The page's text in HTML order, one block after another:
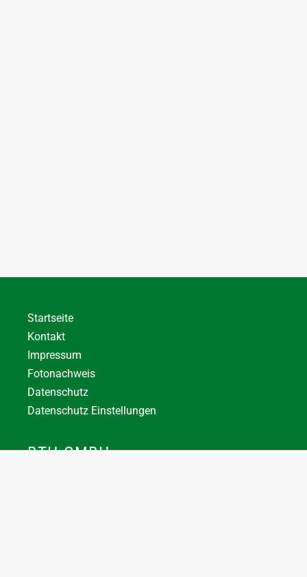
Startseite
Kontakt
Impressum
Fotonachweis
Datenschutz
Datenschutz Einstellungen
BTH GMBH